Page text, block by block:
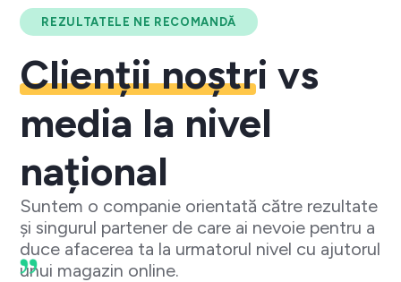
REZULTATELE NE RECOMANDĂ
Clienții noștri vs
media la nivel
național
Suntem o companie orientată către rezultate
și singurul partener de care ai nevoie pentru a
duce afacerea ta la urmatorul nivel cu ajutorul
unui magazin online.